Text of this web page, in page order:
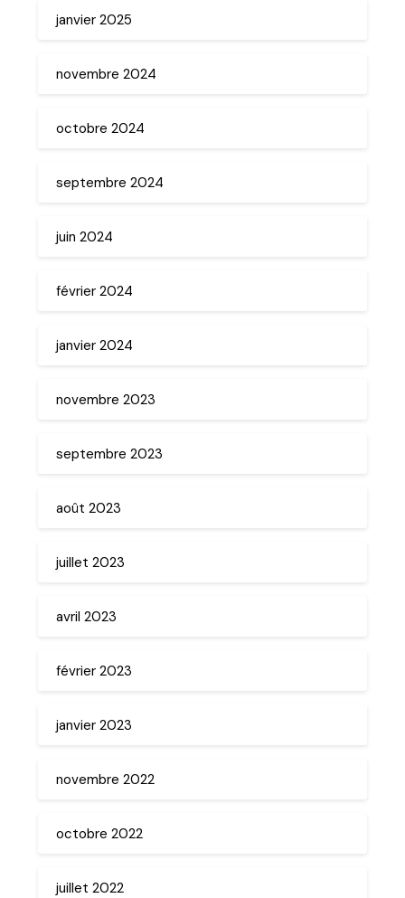
janvier 2025
novembre 2024
octobre 2024
septembre 2024
juin 2024
février 2024
janvier 2024
novembre 2023
septembre 2023
août 2023
juillet 2023
avril 2023
février 2023
janvier 2023
novembre 2022
octobre 2022
juillet 2022